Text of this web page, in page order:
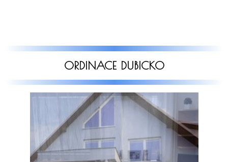
ORDINACE DUBICKO